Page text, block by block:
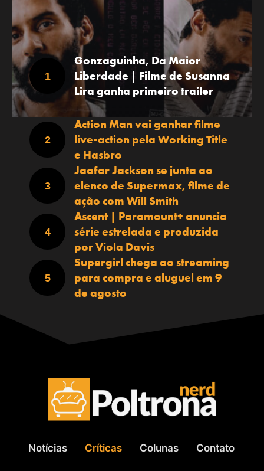
Gonzaguinha, Da Maior
Liberdade | Filme de Susanna
Lira ganha primeiro trailer
Action Man vai ganhar filme
live-action pela Working Title
e Hasbro
Jaafar Jackson se junta ao
elenco de Supermax, filme de
ação com Will Smith
Ascent | Paramount+ anuncia
série estrelada e produzida
por Viola Davis
Supergirl chega ao streaming
para compra e aluguel em 9
de agosto
Notícias Críticas Colunas Contato